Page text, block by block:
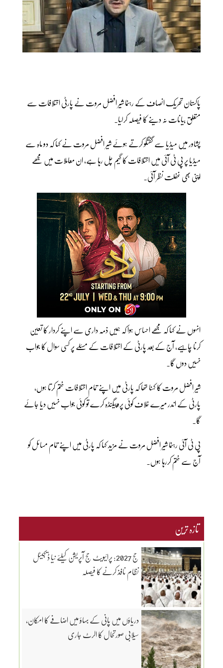
پاکستان تحریک انصاف کے رہنما شیر افضل مروت نے پارٹی اختلافات سے
متعلق بیانات نہ دینے کا فیصلہ کرلیا۔
پشاور میں میڈیا سے گفتگو کرتے ہوئے شیر افضل مروت نے کہا کہ دو ماہ سے
میڈیا پر پی ٹی آئی میں اختلافات کا گیم چل رہا ہے، ان معاملات میں مجھے
اپنی بھی غفلت نظر آئی۔
انہوں نے کہا کہ مجھے احساس ہوا کہ ہمیں ذمہ داری سے اپنے کردار کا تعین
کرنا چاہیے، آج کے بعد پارٹی کے اختلافات کے مسئلے پر کسی سوال کا جواب
نہیں دوں گا۔
شیر افضل مروت کا کہنا تھا کہ پارٹی میں اپنے تمام اختلافات ختم کرتا ہوں،
پارٹی کے اندر میرے خلاف کوئی پروپیگنڈہ کرے تو کوئی جواب نہیں دیا جائے
گا۔
پی ٹی آئی رہنما شیر افضل مروت نے مزید کہا کہ پارٹی میں اپنے تمام مسائل کو
آج سے ختم کررہا ہوں۔
تازہ ترین
حج 2027: پرائیویٹ حج آپریشن کیلئے نیا ڈیجیٹل
نظام نافذ کرنے کا فیصلہ
دریاؤں میں پانی کے بہاؤ میں اضافے کا امکان،
سیلابی صورتحال کا الرٹ جاری